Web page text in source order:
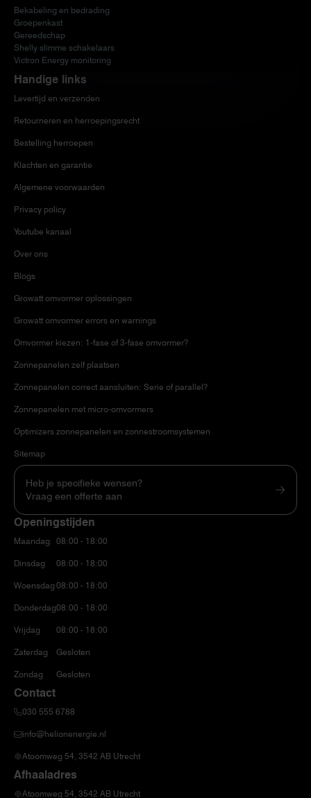
Bekabeling en bedrading
Groepenkast
Gereedschap
Shelly slimme schakelaars
Victron Energy monitoring
Handige links
Levertijd en verzenden
Retourneren en herroepingsrecht
Bestelling herroepen
Klachten en garantie
Algemene voorwaarden
Privacy policy
Youtube kanaal
Over ons
Blogs
Growatt omvormer oplossingen
Growatt omvormer errors en warnings
Omvormer kiezen: 1-fase of 3-fase omvormer?
Zonnepanelen zelf plaatsen
Zonnepanelen correct aansluiten: Serie of parallel?
Zonnepanelen met micro-omvormers
Optimizers zonnepanelen en zonnestroomsystemen
Sitemap
Heb je specifieke wensen?
Vraag een offerte aan
Openingstijden
Maandag
Dinsdag
Woensdag
Donderdag
Vrijdag
Zaterdag
Zondag
08:00 - 18:00
08:00 - 18:00
08:00 - 18:00
08:00 - 18:00
08:00 - 18:00
Gesloten
Gesloten
Contact
030 555 6788
info@helionenergie.nl
Atoomweg 54, 3542 AB Utrecht
Afhaaladres
Atoomweg 54, 3542 AB Utrecht